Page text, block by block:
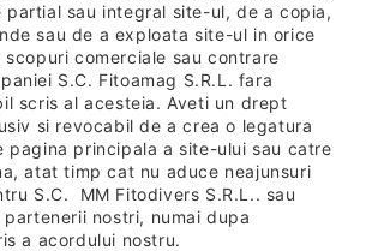
partial sau integral site-ul, de a copia,
sau de a exploata site-ul in orice
scopuri comerciale sau contrare
S.C. Fitoamag S.R.L. fara
scris al acesteia. Aveti un drept
si revocabil de a crea o legatura
pagina principala a site-ului sau catre
atat timp cat nu aduce neajunsuri
S.C. MM Fitodivers S.R.L.. sau
nostri, numai dupa
a acordului nostru.